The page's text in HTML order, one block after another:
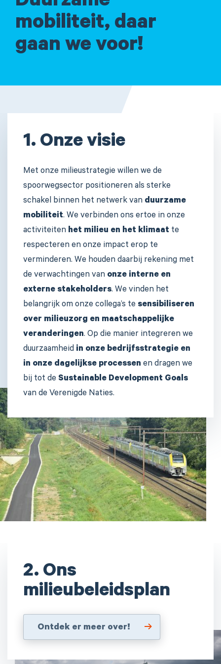
mobiliteit, daar
gaan we voor!
1. Onze visie
Met onze milieustrategie willen we de
spoorwegsector positioneren als sterke
schakel binnen het netwerk van duurzame
mobiliteit. We verbinden ons ertoe in onze
activiteiten het milieu en het klimaat te
respecteren en onze impact erop te
verminderen. We houden daarbij rekening met
de verwachtingen van onze interne en
externe stakeholders. We vinden het
belangrijk om onze collega’s te sensibiliseren
over milieuzorg en maatschappelijke
veranderingen. Op die manier integreren we
duurzaamheid in onze bedrijfsstrategie en
in onze dagelijkse processen en dragen we
bij tot de Sustainable Development Goals
van de Verenigde Naties.
2. Ons
milieubeleidsplan
Ontdek er meer over!